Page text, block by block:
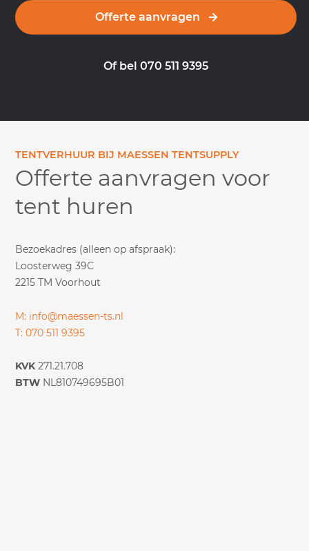
Offerte aanvragen
Of bel 070 511 9395
TENTVERHUUR BIJ MAESSEN TENTSUPPLY
Offerte aanvragen voor
tent huren
Bezoekadres (alleen op afspraak):
Loosterweg 39C
2215 TM Voorhout
M: info@maessen-ts.nl
T: 070 511 9395
KVK271.21.708
BTW NL810749695B01